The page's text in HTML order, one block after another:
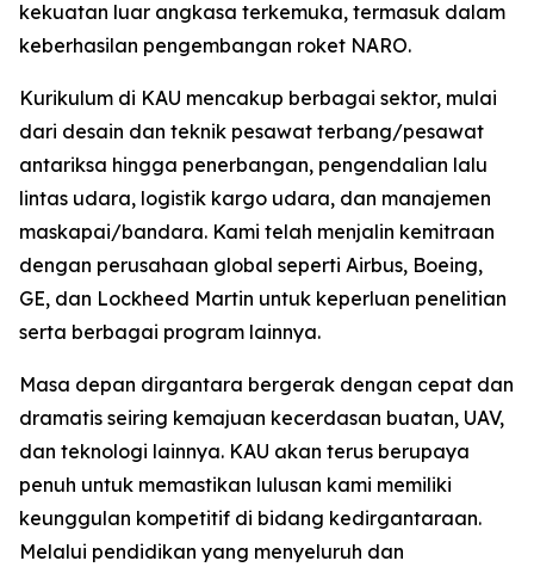
kekuatan luar angkasa terkemuka, termasuk dalam
keberhasilan pengembangan roket NARO.
Kurikulum di KAU mencakup berbagai sektor, mulai
dari desain dan teknik pesawat terbang/pesawat
antariksa hingga penerbangan, pengendalian lalu
lintas udara, logistik kargo udara, dan manajemen
maskapai/bandara. Kami telah menjalin kemitraan
dengan perusahaan global seperti Airbus, Boeing,
GE, dan Lockheed Martin untuk keperluan penelitian
serta berbagai program lainnya.
Masa depan dirgantara bergerak dengan cepat dan
dramatis seiring kemajuan kecerdasan buatan, UAV,
dan teknologi lainnya. KAU akan terus berupaya
penuh untuk memastikan lulusan kami memiliki
keunggulan kompetitif di bidang kedirgantaraan.
Melalui pendidikan yang menyeluruh dan